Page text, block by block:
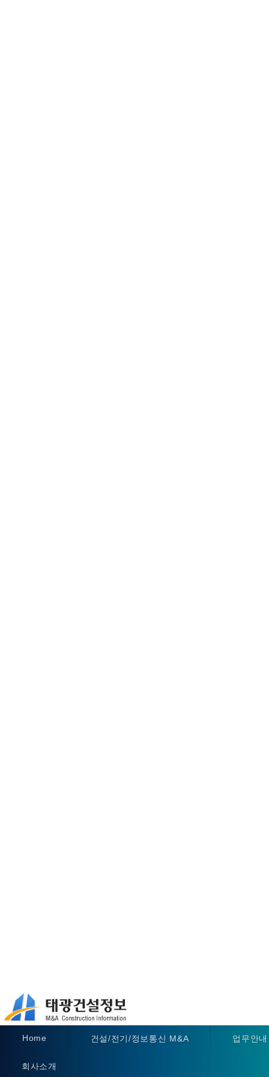
Home 건설/전기/정보통신 M&A 업무안내
회사소개